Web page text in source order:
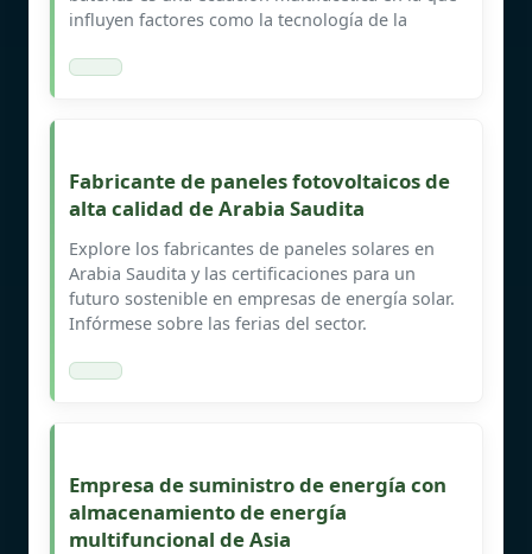
influyen factores como la tecnología de la
Fabricante de paneles fotovoltaicos de
alta calidad de Arabia Saudita
Explore los fabricantes de paneles solares en
Arabia Saudita y las certificaciones para un
futuro sostenible en empresas de energía solar.
Infórmese sobre las ferias del sector.
Empresa de suministro de energía con
almacenamiento de energía
multifuncional de Asia